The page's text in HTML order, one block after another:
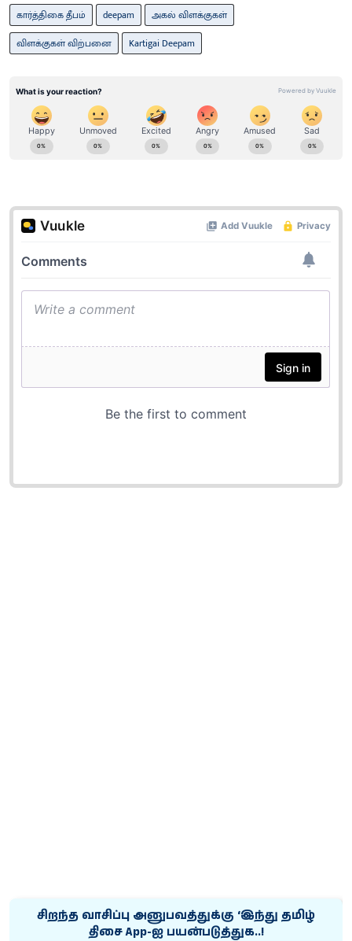
கார்த்திகை தீபம் deepam
அகல் விளக்குகள்
விளக்குகள் விற்பனை
Kartigai Deepam
சிறந்த வாசிப்பு அனுபவத்துக்கு ‘இந்து தமிழ்
திசை App-ஐ பயன்படுத்துக..!